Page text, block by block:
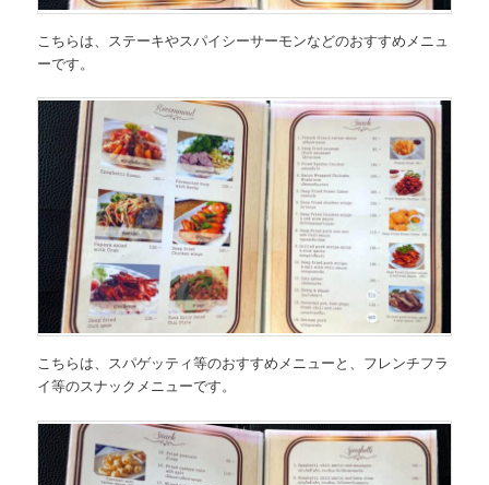
こちらは、
ステーキやスパイシーサーモンなどのおすすめメニュ
ーです。
こちらは、スパゲッティ等のおすすめメニューと、フレンチフラ
イ等のスナックメニューです。